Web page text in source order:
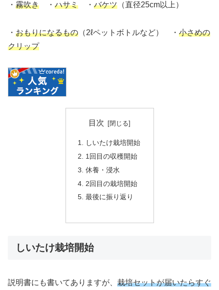
・ 霧吹き ・ ハサミ ・ バケツ （直径25cm以上）
・ おもりになるもの （2ℓペットボトルなど） ・ 小さめの
クリップ
目次
しいたけ栽培開始
1回目の収穫開始
休養・浸水
2回目の栽培開始
最後に振り返り
しいたけ栽培開始
説明書にも書いてありますが、 栽培セットが届いたらすぐ